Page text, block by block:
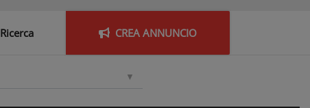
Ricerca CREA ANNUNCIO